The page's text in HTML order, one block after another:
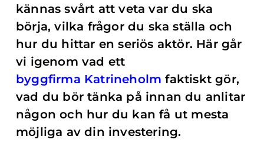
kännas svårt att veta var du ska
börja, vilka frågor du ska ställa och
hur du hittar en seriös aktör. Här går
vi igenom vad ett
byggfirma Katrineholm faktiskt gör,
vad du bör tänka på innan du anlitar
någon och hur du kan få ut mesta
möjliga av din investering.